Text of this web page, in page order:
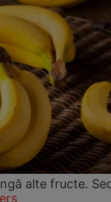
alte fructe.